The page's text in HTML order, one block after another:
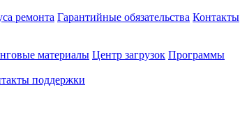
ремонта Гарантийные обязательства Контакты
материалы Центр загрузок Программы
поддержки